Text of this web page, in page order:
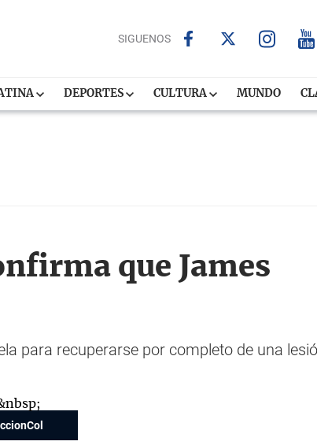
SIGUENOS
DEPORTES CULTURA MUNDO
que James
para recuperarse por completo de una